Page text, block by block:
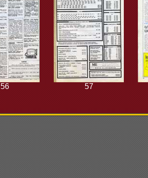
56 57